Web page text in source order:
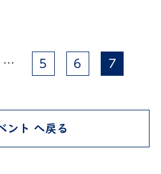
… 5 6 7
ント へ戻る